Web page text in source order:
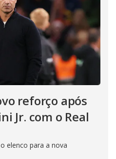
reforço após
Jr. com o Real
elenco para a nova